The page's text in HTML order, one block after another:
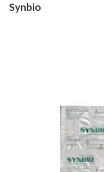
Synbio